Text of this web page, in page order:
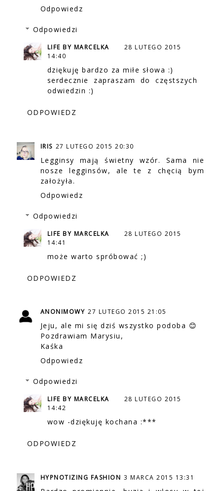
Odpowiedz
Odpowiedzi
LIFE BY MARCELKA
28 LUTEGO 2015
14:40
dziękuję bardzo za miłe słowa :)
serdecznie zapraszam do częstszych
odwiedzin :)
ODPOWIEDZ
IRIS 27 LUTEGO 2015 20:30
Legginsy mają świetny wzór. Sama nie
nosze legginsów, ale te z chęcią bym
założyła.
Odpowiedz
Odpowiedzi
LIFE BY MARCELKA
28 LUTEGO 2015
14:41
może warto spróbować ;)
ODPOWIEDZ
ANONIMOWY 27 LUTEGO 2015 21:05
Jeju, ale mi się dziś wszystko podoba 😊
Pozdrawiam Marysiu,
Kaśka
Odpowiedz
Odpowiedzi
LIFE BY MARCELKA
28 LUTEGO 2015
14:42
wow -dziękuję kochana :***
ODPOWIEDZ
HYPNOTIZING FASHION 3 MARCA 2015 13:31